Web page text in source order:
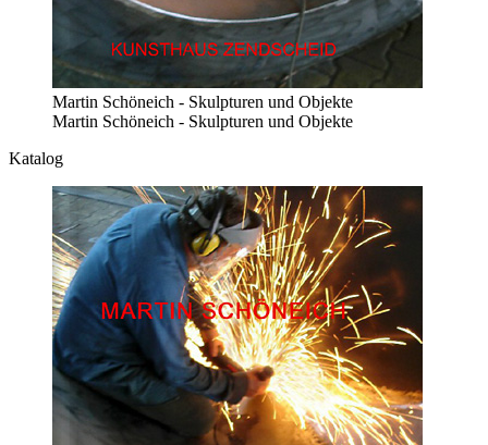
Martin Schöneich - Skulpturen und Objekte
Martin Schöneich - Skulpturen und Objekte
Katalog